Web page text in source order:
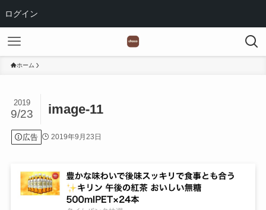
ログイン
ホーム
image-11
2019
9/23
広告 2019年9月23日